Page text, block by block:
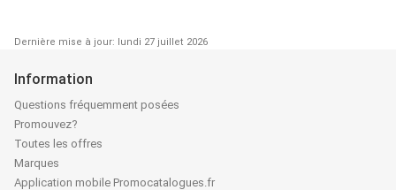
Dernière mise à jour: lundi 27 juillet 2026
Information
Questions fréquemment posées
Promouvez?
Toutes les offres
Marques
Application mobile Promocatalogues.fr